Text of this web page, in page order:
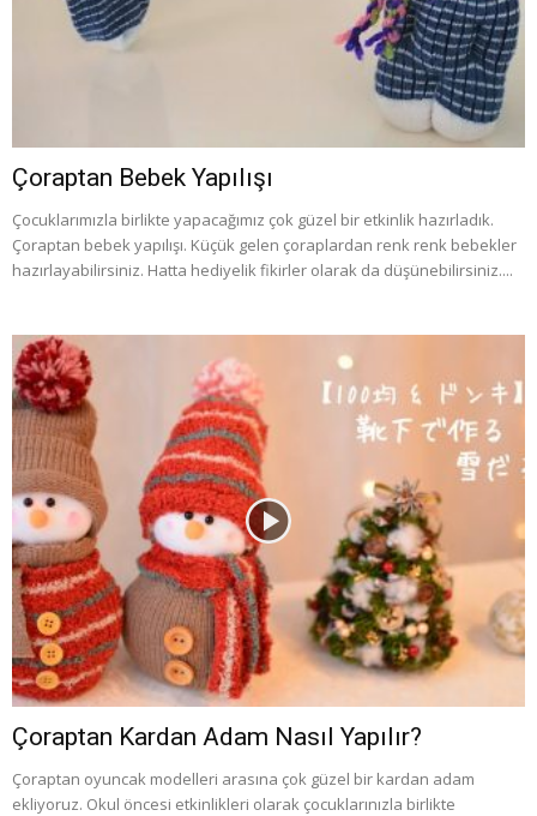
Çoraptan Bebek Yapılışı
Çocuklarımızla birlikte yapacağımız çok güzel bir etkinlik hazırladık.
Çoraptan bebek yapılışı. Küçük gelen çoraplardan renk renk bebekler
hazırlayabilirsiniz. Hatta hediyelik fikirler olarak da düşünebilirsiniz....
Çoraptan Kardan Adam Nasıl Yapılır?
Çoraptan oyuncak modelleri arasına çok güzel bir kardan adam
ekliyoruz. Okul öncesi etkinlikleri olarak çocuklarınızla birlikte